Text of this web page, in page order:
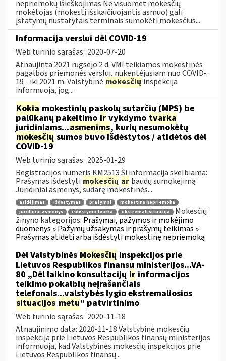
nepriemokų išieškojimas Ne visuomet mokesčių
mokėtojas (mokestį išskaičiuojantis asmuo) gali
įstatymų nustatytais terminais sumokėti mokesčius...
Informacija verslui dėl COVID-19
Web turinio sąrašas 2020-07-20
Atnaujinta 2021 rugsėjo 2 d. VMI teikiamos mokestinės
pagalbos priemonės verslui, nukentėjusiam nuo COVID-
19 - iki 2021 m. Valstybinė mokesčių inspekcija
informuoja, jog...
Kokia mokestinių paskolų sutarčių (MPS) be
palūkanų pakeitimo ir vykdymo tvarka
juridiniams...asmenims, kurių nesumokėtų
mokesčių sumos buvo išdėstytos / atidėtos dėl
COVID-19
Web turinio sąrašas 2025-01-29
Registracijos numeris KM2513 Ši informacija skelbiama:
Prašymas išdėstyti mokesčių ar baudų sumokėjimą
Juridiniai asmenys, sudarę mokestinės...
atidėjimas išdėstymas prašymai
mokestinė nepriemoka
juridiniai asmenys
išdėstymo tvarka ekstremali situacija
Mokesčių
žinyno kategorijos: Prašymai, pažymos ir mokėjimo
duomenys » Pažymų užsakymas ir prašymų teikimas »
Prašymas atidėti arba išdėstyti mokestinę nepriemoką
Dėl Valstybinės Mokesčių Inspekcijos prie
Lietuvos Respublikos finansų ministerijos...VA-
80 „Dėl laikino konsultacijų ir informacijos
teikimo pokalbių neįrašančiais
telefonais...valstybės lygio ekstremaliosios
situacijos metu“ patvirtinimo
Web turinio sąrašas 2020-11-18
Atnaujinimo data: 2020-11-18 Valstybinė mokesčių
inspekcija prie Lietuvos Respublikos finansų ministerijos
informuoja, kad Valstybinės mokesčių inspekcijos prie
Lietuvos Respublikos finansų...